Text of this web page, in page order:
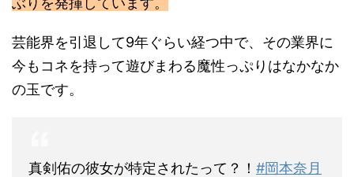
芸能界を引退して9年ぐらい経つ中で、その業界に
今もコネを持って遊びまわる魔性っぷりはなかなか
の玉です。
真剣佑の彼女が特定されたって？！ #岡本奈月